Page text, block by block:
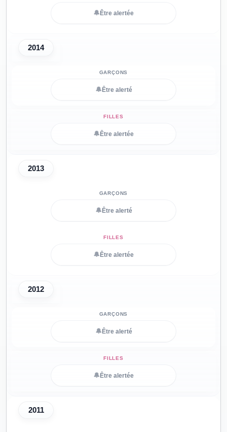
🔔 Être alertée
2014
🔔 Être alerté
🔔 Être alertée
2013
🔔 Être alerté
🔔 Être alertée
2012
🔔 Être alerté
🔔 Être alertée
2011